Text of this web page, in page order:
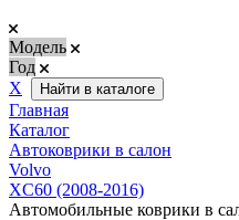
Модель
Год
Х
Найти в каталоге
Главная
Каталог
Автоковрики в салон
Volvo
XC60 (2008-2016)
Автомобильные коврики в